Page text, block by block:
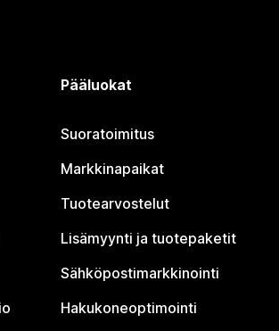
Pääluokat
Suoratoimitus
Markkinapaikat
Tuotearvostelut
Lisämyynti ja tuotepaketit
Sähköpostimarkkinointi
Hakukoneoptimointi